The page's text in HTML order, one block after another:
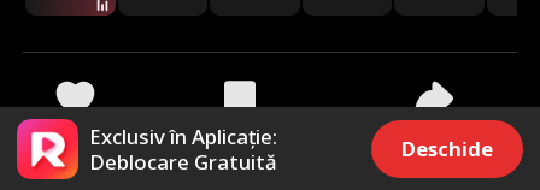
649 3.3k Distribuie
Exclusiv în Aplicație:
Deblocare Gratuită
Deschide